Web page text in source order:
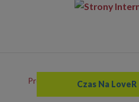
Czas Na
Program e-pity Copyright